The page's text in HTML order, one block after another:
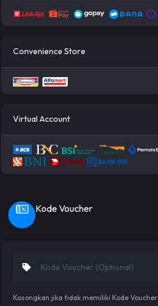
Convenience Store
Virtual Account
Kode Voucher
Kosongkan jika tidak memiliki Kode Voucher